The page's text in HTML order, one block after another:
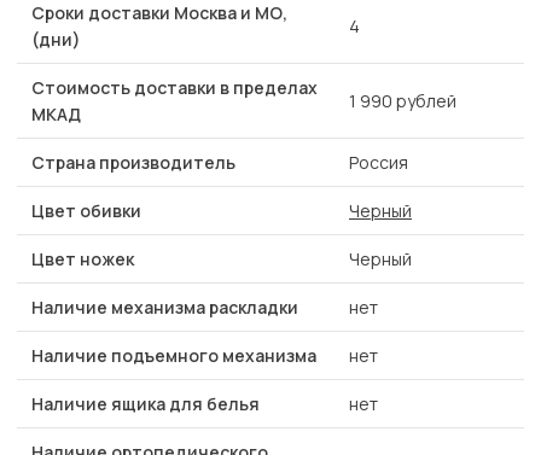
Сроки доставки Москва и МО,
(дни)
4
Стоимость доставки в пределах
МКАД
1 990 рублей
Страна производитель Россия
Цвет обивки Черный
Цвет ножек Черный
Наличие механизма раскладки нет
Наличие подъемного механизма нет
Наличие ящика для белья нет